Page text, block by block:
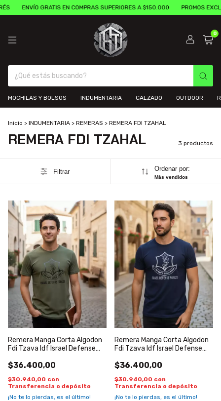
ENVÍO GRATIS EN COMPRAS SUPERIORES A $150.000 PROMOS
0
MOCHILAS Y BOLSOS INDUMENTARIA CALZADO OUTDOOR
Inicio > INDUMENTARIA > REMERAS > REMERA FDI TZAHAL
REMERA FDI TZAHAL 3 productos
Filtrar Ordenar por:
Más vendidos
Remera Manga Corta Algodon
Fdi Tzava Idf Israel Defense
$36.400,00
$30.940,00 con
Transferencia o depósito
¡No te lo pierdas, es el último!
Remera Manga Corta Algodon
Fdi Tzava Idf Israel Defense
$36.400,00
$30.940,00 con
Transferencia o depósito
¡No te lo pierdas, es el último!